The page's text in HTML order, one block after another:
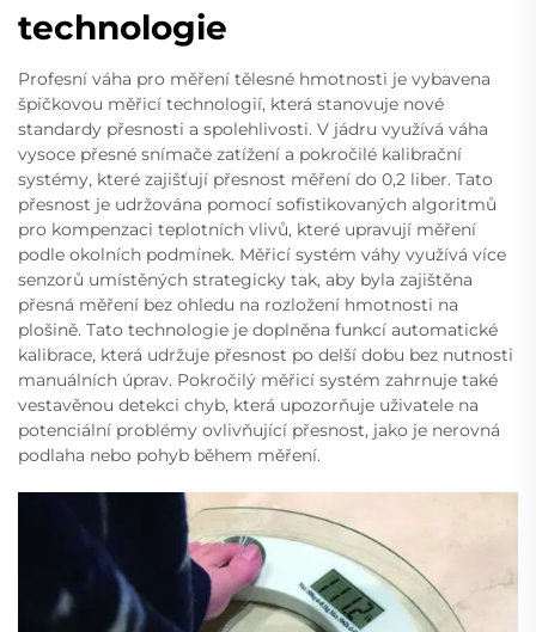
technologie
Profesní váha pro měření tělesné hmotnosti je vybavena
špičkovou měřicí technologií, která stanovuje nové
standardy přesnosti a spolehlivosti. V jádru využívá váha
vysoce přesné snímače zatížení a pokročilé kalibrační
systémy, které zajišťují přesnost měření do 0,2 liber. Tato
přesnost je udržována pomocí sofistikovaných algoritmů
pro kompenzaci teplotních vlivů, které upravují měření
podle okolních podmínek. Měřicí systém váhy využívá více
senzorů umístěných strategicky tak, aby byla zajištěna
přesná měření bez ohledu na rozložení hmotnosti na
plošině. Tato technologie je doplněna funkcí automatické
kalibrace, která udržuje přesnost po delší dobu bez nutnosti
manuálních úprav. Pokročilý měřicí systém zahrnuje také
vestavěnou detekci chyb, která upozorňuje uživatele na
potenciální problémy ovlivňující přesnost, jako je nerovná
podlaha nebo pohyb během měření.